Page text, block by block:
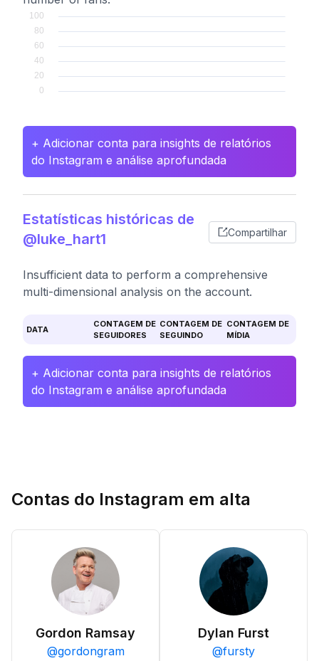
+ Adicionar conta para insights de relatórios
do Instagram e análise aprofundada
Estatísticas históricas de
@luke_hart1
Compartilhar
Insufficient data to perform a comprehensive
multi-dimensional analysis on the account.
DATA
CONTAGEM DE
SEGUIDORES
CONTAGEM DE
SEGUINDO
CONTAGEM DE
MÍDIA
+ Adicionar conta para insights de relatórios
do Instagram e análise aprofundada
Contas do Instagram em alta
Gordon Ramsay
@gordongram
Dylan Furst
@fursty